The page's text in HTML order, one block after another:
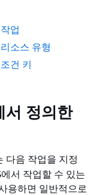
업
소스 유형
건 키
정의한
다음 작업을 지정
서 작업할 수 있는
용하면 일반적으로